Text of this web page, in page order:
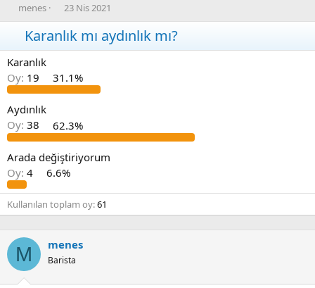
K
o
y
u
b
a
ş
l
a
a
n
menes
B
a
ş
l
g
ı
t
a
i
h
23 Nis 2021
Karanlık mı aydınlık mı?
Karanlık
Oy: 19 31.1%
Aydınlık
Oy: 38 62.3%
Arada değiştiriyorum
Oy: 4 6.6%
Kullanılan toplam oy 61
M menes
Barista